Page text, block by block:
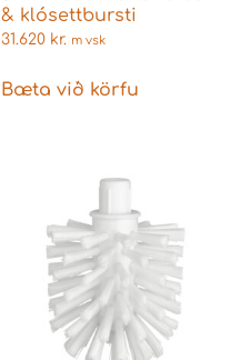
& klósettbursti
31.620 kr. m vsk
Bæta við körfu